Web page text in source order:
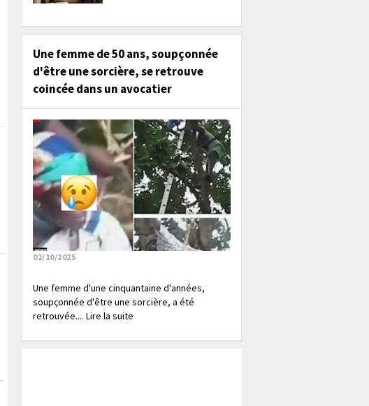
Une femme de 50 ans, soupçonnée
d'être une sorcière, se retrouve
coincée dans un avocatier
02/10/2025
Une femme d'une cinquantaine d'années,
soupçonnée d'être une sorcière, a été
retrouvée.... Lire la suite